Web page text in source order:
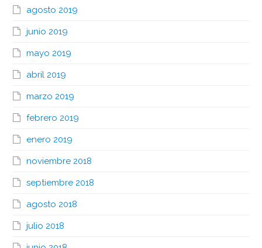
agosto 2019
junio 2019
mayo 2019
abril 2019
marzo 2019
febrero 2019
enero 2019
noviembre 2018
septiembre 2018
agosto 2018
julio 2018